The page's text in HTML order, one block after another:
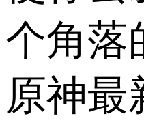
个角落
原神最